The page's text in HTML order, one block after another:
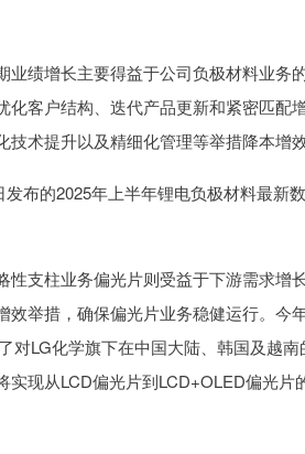
业绩增长主要得益于公司负极材料业务
化客户结构、迭代产品更新和紧密匹
技术提升以及精细化管理等举措降本增
布的2025年上半年锂电负极材料最新
性支柱业务偏光片则受益于下游需求
效举措，确保偏光片业务稳健运行。
对LG化学旗下在中国大陆、韩国及越
实现从LCD偏光片到LCD+OLED偏光